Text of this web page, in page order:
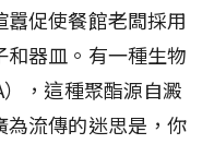
促使餐館老闆採用
器皿。有一種生物
，這種聚酯源自澱
流傳的迷思是，你